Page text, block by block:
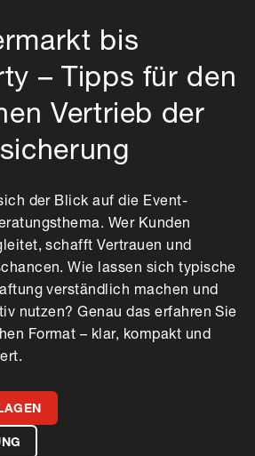
bis
– Tipps für den
Vertrieb der
der Blick auf die Event-
Wer Kunden
schafft Vertrauen und
Wie lassen sich typische
verständlich machen und
nutzen? Genau das erfahren Sie
Format – klar, kompakt und